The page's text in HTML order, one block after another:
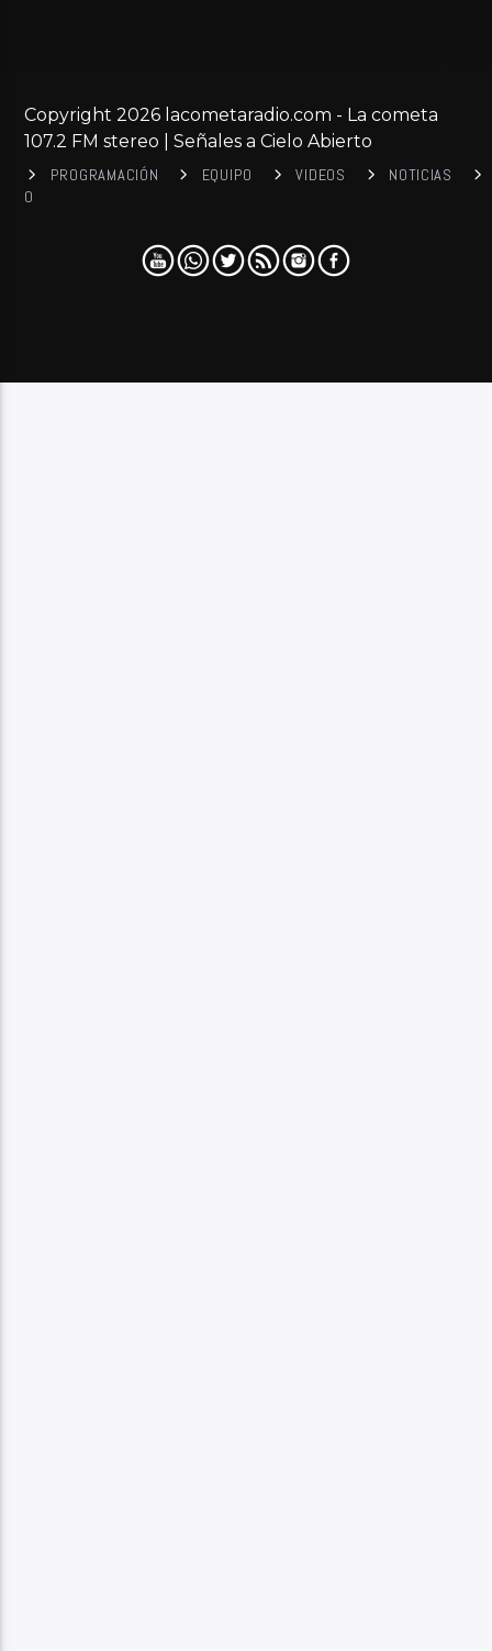
Copyright 2026 lacometaradio.com - La cometa
107.2 FM stereo | Señales a Cielo Abierto
PROGRAMACIÓN EQUIPO VIDEOS
NOTICIAS
0